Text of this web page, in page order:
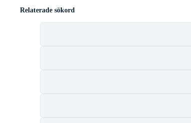
Relaterade sökord